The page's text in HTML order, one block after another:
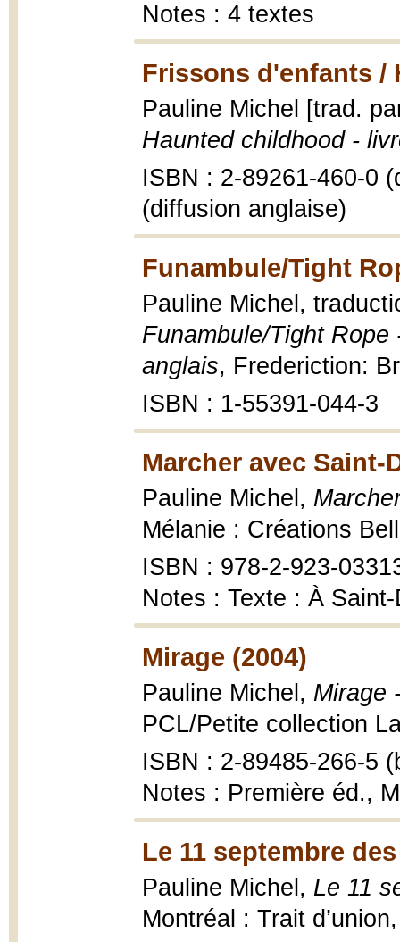
Notes : 4 textes
Frissons d'enfants /
Pauline Michel [trad.
Haunted childhood -
ISBN : 2-89261-460-0
(diffusion anglaise)
Funambule/Tight
Pauline Michel,
Funambule/Tight
anglais, Frederiction:
ISBN : 1-55391-044-3
Marcher avec Saint-
Pauline Michel,
Mélanie : Créations
ISBN : 978-2-923-
Notes : Texte : À
Mirage (2004)
Pauline Michel, Mirage
PCL/Petite collection
ISBN : 2-89485-266-5
Notes : Première éd.,
Le 11 septembre
Pauline Michel, Le 11
Montréal : Trait